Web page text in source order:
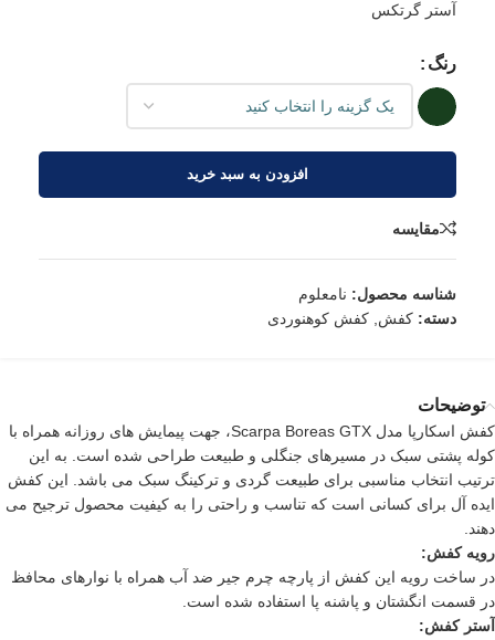
آستر گرتکس
رنگ
افزودن به سبد خرید
مقایسه
شناسه محصول: نامعلوم
دسته: کفش کفش کوهنوردی
توضیحات
کفش اسکارپا مدل ScarpaBoreas GTX، جهت پیمایش های روزانه همراه با
کوله پشتی سبک در مسیرهای جنگلی و طبیعت طراحی شده است. به این
ترتیب انتخاب مناسبی برای طبیعت گردی و ترکینگ سبک می باشد. این کفش
ایده آل برای کسانی است که تناسب و راحتی را به کیفیت محصول ترجیح می
دهند.
رویه کفش:
در ساخت رویه این کفش از پارچه چرم جیر ضد آب همراه با نوارهای محافظ
در قسمت انگشتان و پاشنه پا استفاده شده است.
آستر کفش: